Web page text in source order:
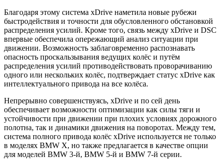
Благодаря этому система xDrive наметила новые рубежи
быстродействия и точности для обусловленного обстановкой
распределения усилий. Кроме того, связь между xDrive и DSC
впервые обеспечила опережающий анализ ситуации при
движении. Возможность заблаговременно распознавать
опасность проскальзывания ведущих колёс и путём
распределения усилий противодействовать проворачиванию
одного или нескольких колёс, подтверждает статус xDrive как
интеллектуального привода на все колёса.
Непрерывно совершенствуясь, xDrive и по сей день
обеспечивает возможности оптимизации как силы тяги и
устойчивости при движении при плохих условиях дорожного
полотна, так и динамики движения на поворотах. Между тем,
система полного привода колёс xDrive используется не только
в моделях BMW X, но также предлагается в качестве опции
для моделей BMW 3-й, BMW 5-й и BMW 7-й серии.